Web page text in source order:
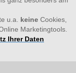
u.a. keineCookies,
Marketingtools.
Ihrer Daten